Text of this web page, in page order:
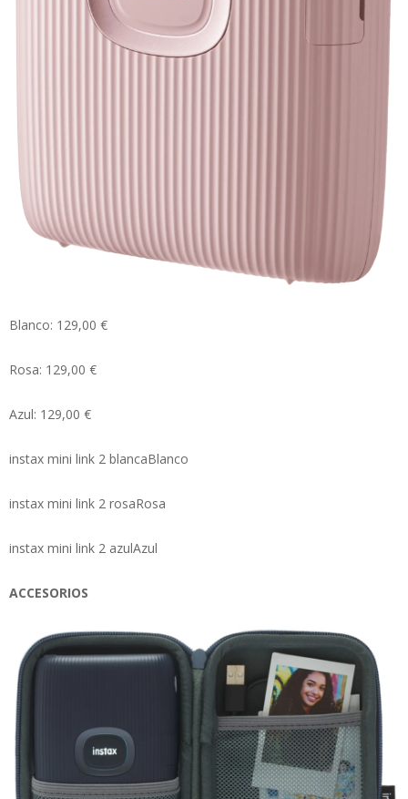
Blanco: 129,00 €
Rosa: 129,00 €
Azul: 129,00 €
instax mini link 2 blancaBlanco
instax mini link 2 rosaRosa
instax mini link 2 azulAzul
ACCESORIOS